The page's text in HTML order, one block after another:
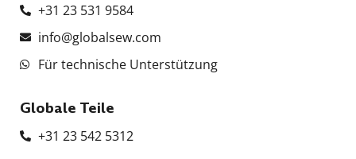
+31 23 531 9584
info@globalsew.com
Für technische Unterstützung
Globale Teile
+31 23 542 5312